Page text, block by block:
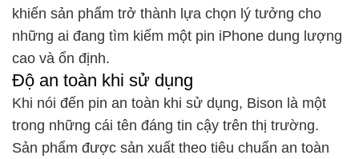
khiến sản phẩm trở thành lựa chọn lý tưởng cho
những ai đang tìm kiếm một pin iPhone dung lượng
cao và ổn định.
Độ an toàn khi sử dụng
Khi nói đến pin an toàn khi sử dụng, Bison là một
trong những cái tên đáng tin cậy trên thị trường.
Sản phẩm được sản xuất theo tiêu chuẩn an toàn